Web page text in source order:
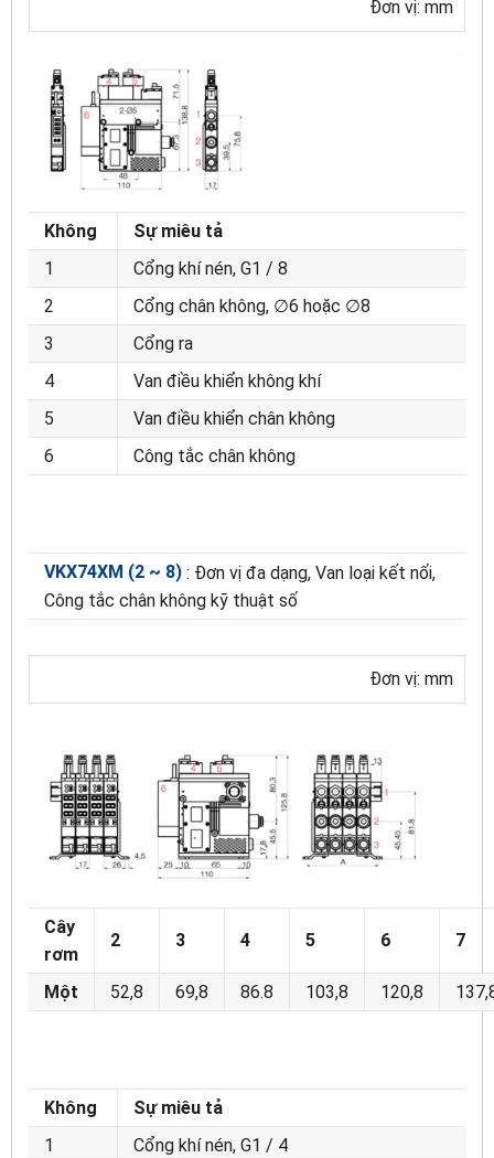
Đơn vị: mm
Không
Sự miêu tả
1
Cổng khí nén, G1 / 8
2
Cổng chân không, ∅6 hoặc ∅8
3
Cổng ra
4
Van điều khiển không khí
5
Van điều khiển chân không
6
Công tắc chân không
VKX74XM (2 ~ 8) : Đơn vị đa dạng, Van loại kết nối,
Công tắc chân không kỹ thuật số
Đơn vị: mm
Cây
rơm
2 3 4 5 6 7
Một 52,8 69,8 86.8 103,8 120,8
Không
Sự miêu tả
1
Cổng khí nén, G1 / 4